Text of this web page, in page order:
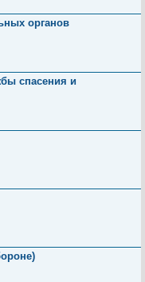
органов
спасения и